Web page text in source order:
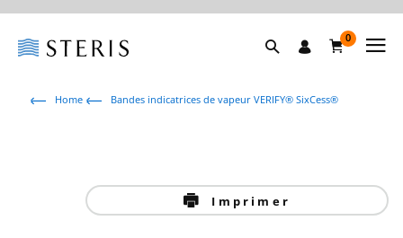
0
Home Bandes indicatrices de vapeur VERIFY® SixCess®
Imprimer